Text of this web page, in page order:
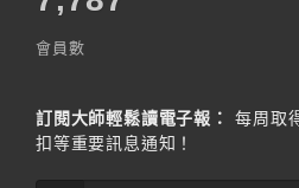
會員數
訂閱大師輕鬆讀電子報：
每周取
扣等重要訊息通知！